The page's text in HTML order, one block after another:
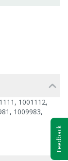
1001112,
1009983,
Feedback